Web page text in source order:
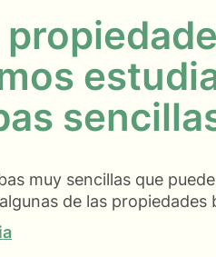
muy sencillas que
de las propiedades